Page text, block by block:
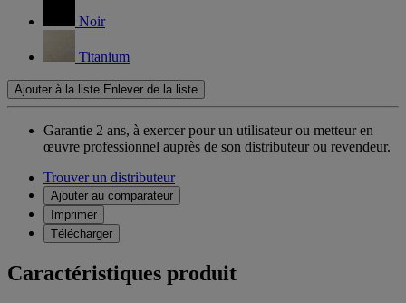
Noir
Titanium
Ajouter à la liste Enlever de la liste
Garantie 2 ans, à exercer pour un utilisateur ou metteur en
œuvre professionnel auprès de son distributeur ou revendeur.
Trouver un distributeur
Ajouter au comparateur
Imprimer
Télécharger
Caractéristiques produit